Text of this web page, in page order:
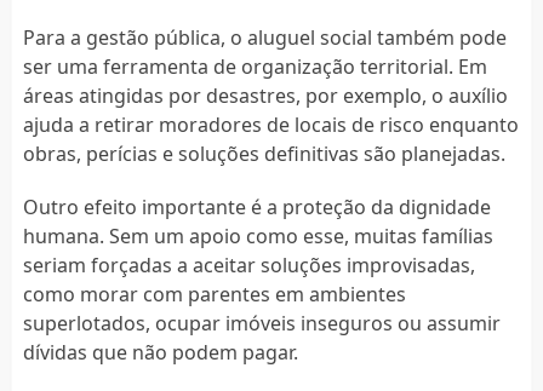
Para a gestão pública, o aluguel social também pode
ser uma ferramenta de organização territorial. Em
áreas atingidas por desastres, por exemplo, o auxílio
ajuda a retirar moradores de locais de risco enquanto
obras, perícias e soluções definitivas são planejadas.
Outro efeito importante é a proteção da dignidade
humana. Sem um apoio como esse, muitas famílias
seriam forçadas a aceitar soluções improvisadas,
como morar com parentes em ambientes
superlotados, ocupar imóveis inseguros ou assumir
dívidas que não podem pagar.